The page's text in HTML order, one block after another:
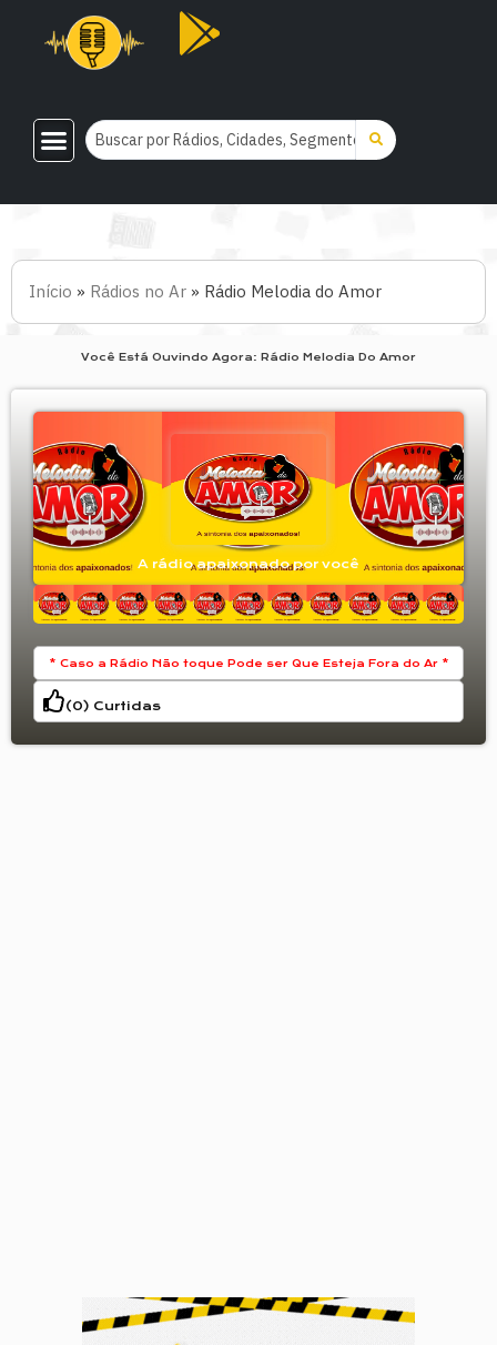
Início » Rádios no Ar » Rádio Melodia do Amor
Você Está Ouvindo Agora: Rádio Melodia Do Amor
A rádio apaixonado por você
* Caso a Rádio Não toque Pode ser Que Esteja Fora do Ar *
(0) Curtidas